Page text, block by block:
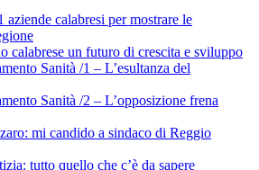
calabresi per mostrare le
calabrese un futuro di crescita e sviluppo
Sanità /1 – L’esultanza del
Sanità /2 – L’opposizione frena
mi candido a sindaco di Reggio
tutto quello che c’è da sapere